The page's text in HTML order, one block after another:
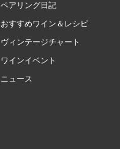
ペアリング日記
おすすめワイン＆レシピ
ヴィンテージチャート
ワインイベント
ニュース